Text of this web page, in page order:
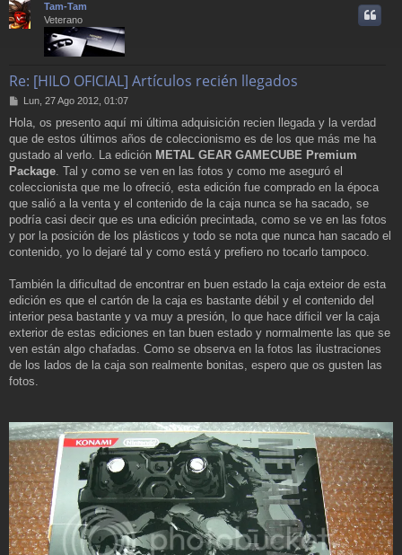
Tam-Tam
Veterano
Re: [HILO OFICIAL] Artículos recién llegados
M
n
s
a
j
e
Lun, 27 Ago 2012, 01:07
Hola, os presento aquí mi última adquisición recien llegada y la verdad
que de estos últimos años de coleccionismo es de los que más me ha
gustado al verlo. La edición METAL GEAR GAMECUBE Premium
Package. Tal y como se ven en las fotos y como me aseguró el
coleccionista que me lo ofreció, esta edición fue comprado en la época
que salió a la venta y el contenido de la caja nunca se ha sacado, se
podría casi decir que es una edición precintada, como se ve en las fotos
y por la posición de los plásticos y todo se nota que nunca han sacado el
contenido, yo lo dejaré tal y como está y prefiero no tocarlo tampoco.
También la dificultad de encontrar en buen estado la caja exteior de esta
edición es que el cartón de la caja es bastante débil y el contenido del
interior pesa bastante y va muy a presión, lo que hace dificil ver la caja
exterior de estas ediciones en tan buen estado y normalmente las que se
ven están algo chafadas. Como se observa en la fotos las ilustraciones
de los lados de la caja son realmente bonitas, espero que os gusten las
fotos.